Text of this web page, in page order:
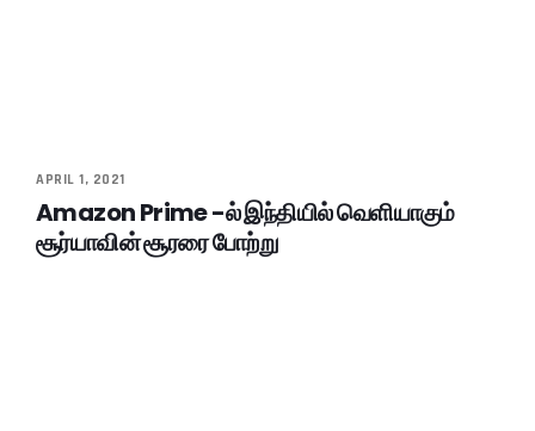
APRIL 1, 2021
Amazon Prime -ல் இந்தியில் வெளியாகும்
சூர்யாவின் சூரரை போற்று